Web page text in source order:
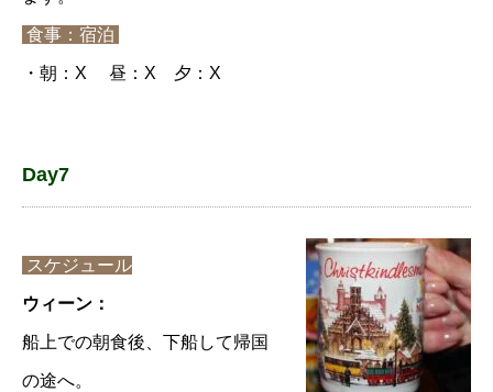
食事：宿泊
・朝：X 昼：X 夕：X
Day7
スケジュール
ウィーン：
船上での朝食後、下船して帰国
の途へ。